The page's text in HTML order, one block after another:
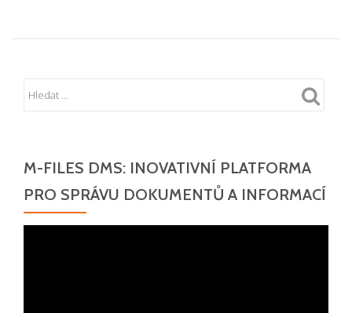
M-FILES DMS: INOVATIVNÍ PLATFORMA
PRO SPRÁVU DOKUMENTŮ A INFORMACÍ